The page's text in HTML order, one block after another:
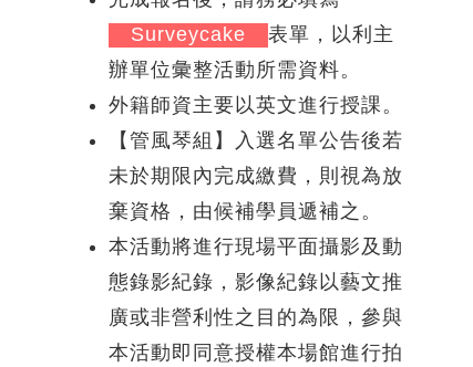
Surveycake
表單，以利主
辦單位彙整活動所需資料。
外籍師資主要以英文進行授課。
【管風琴組】入選名單公告後若
未於期限內完成繳費，則視為放
棄資格，由候補學員遞補之。
本活動將進行現場平面攝影及動
態錄影紀錄，影像紀錄以藝文推
廣或非營利性之目的為限，參與
本活動即同意授權本場館進行拍